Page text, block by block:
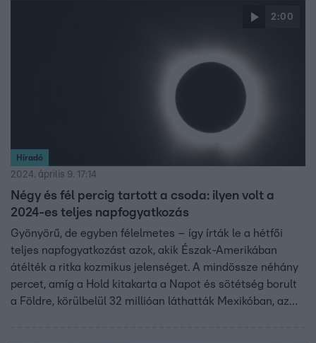
2:00
Híradó
2024. április 9. 17:14
Négy és fél percig tartott a csoda: ilyen volt a
2024-es teljes napfogyatkozás
Gyönyörű, de egyben félelmetes – így írták le a hétfői
teljes napfogyatkozást azok, akik Észak-Amerikában
átélték a ritka kozmikus jelenséget. A mindössze néhány
percet, amíg a Hold kitakarta a Napot és sötétség borult
a Földre, körülbelül 32 millióan láthatták Mexikóban, az